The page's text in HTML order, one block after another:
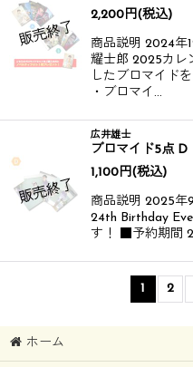
2,200 円(税込)
商品説明 2024年
耀士郎 2025カレ
したブロマイド
・ブロマイ…
広井雄士
ブロマイド5点 D
1,100 円(税込)
商品説明 2025年
24th Birthday
す！ ■予約期間
1 2
ホーム